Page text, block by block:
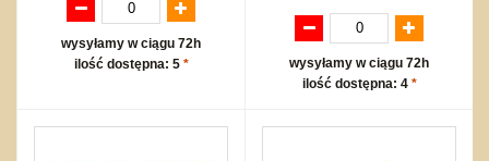
wysyłamy w ciągu 72h
ilość dostępna: 5 *
wysyłamy w ciągu 72h
ilość dostępna: 4 *